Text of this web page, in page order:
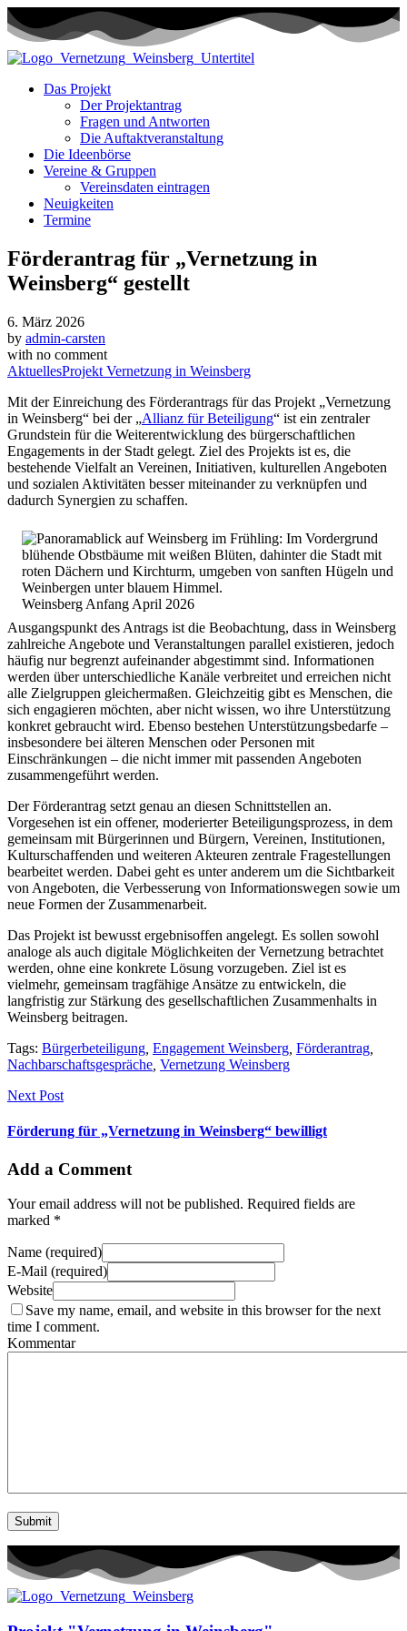
Das Projekt
Der Projektantrag
Fragen und Antworten
Die Auftaktveranstaltung
Die Ideenbörse
Vereine & Gruppen
Vereinsdaten eintragen
Neuigkeiten
Termine
Förderantrag für „Vernetzung in
Weinsberg“ gestellt
6. März 2026
by admin-carsten
with no comment
AktuellesProjekt Vernetzung in Weinsberg
Mit der Einreichung des Förderantrags für das Projekt „Vernetzung
in Weinsberg“ bei der „Allianz für Beteiligung“ ist ein zentraler
Grundstein für die Weiterentwicklung des bürgerschaftlichen
Engagements in der Stadt gelegt. Ziel des Projekts ist es, die
bestehende Vielfalt an Vereinen, Initiativen, kulturellen Angeboten
und sozialen Aktivitäten besser miteinander zu verknüpfen und
dadurch Synergien zu schaffen.
Weinsberg Anfang April 2026
Ausgangspunkt des Antrags ist die Beobachtung, dass in Weinsberg
zahlreiche Angebote und Veranstaltungen parallel existieren, jedoch
häufig nur begrenzt aufeinander abgestimmt sind. Informationen
werden über unterschiedliche Kanäle verbreitet und erreichen nicht
alle Zielgruppen gleichermaßen. Gleichzeitig gibt es Menschen, die
sich engagieren möchten, aber nicht wissen, wo ihre Unterstützung
konkret gebraucht wird. Ebenso bestehen Unterstützungsbedarfe –
insbesondere bei älteren Menschen oder Personen mit
Einschränkungen – die nicht immer mit passenden Angeboten
zusammengeführt werden.
Der Förderantrag setzt genau an diesen Schnittstellen an.
Vorgesehen ist ein offener, moderierter Beteiligungsprozess, in dem
gemeinsam mit Bürgerinnen und Bürgern, Vereinen, Institutionen,
Kulturschaffenden und weiteren Akteuren zentrale Fragestellungen
bearbeitet werden. Dabei geht es unter anderem um die Sichtbarkeit
von Angeboten, die Verbesserung von Informationswegen sowie um
neue Formen der Zusammenarbeit.
Das Projekt ist bewusst ergebnisoffen angelegt. Es sollen sowohl
analoge als auch digitale Möglichkeiten der Vernetzung betrachtet
werden, ohne eine konkrete Lösung vorzugeben. Ziel ist es
vielmehr, gemeinsam tragfähige Ansätze zu entwickeln, die
langfristig zur Stärkung des gesellschaftlichen Zusammenhalts in
Weinsberg beitragen.
Tags: Bürgerbeteiligung Engagement Weinsberg Förderantrag
Nachbarschaftsgespräche Vernetzung Weinsberg
Next Post
Förderung für „Vernetzung in Weinsberg“ bewilligt
Add a Comment
Your email address will not be published. Required fields are
marked *
Name (required)
E-Mail (required)
Website
Save my name, email, and website in this browser for the next
time I comment.
Kommentar